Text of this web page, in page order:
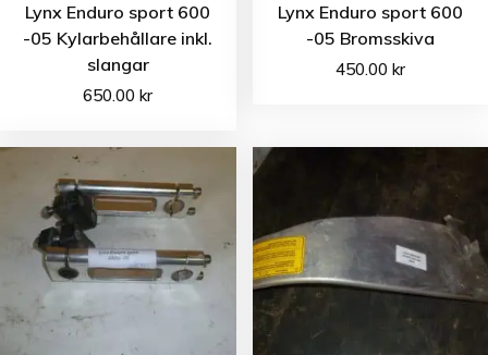
Lynx Enduro sport 600
-05 Kylarbehållare inkl.
slangar
650.00kr
Lynx Enduro sport 600
-05 Bromsskiva
450.00 kr